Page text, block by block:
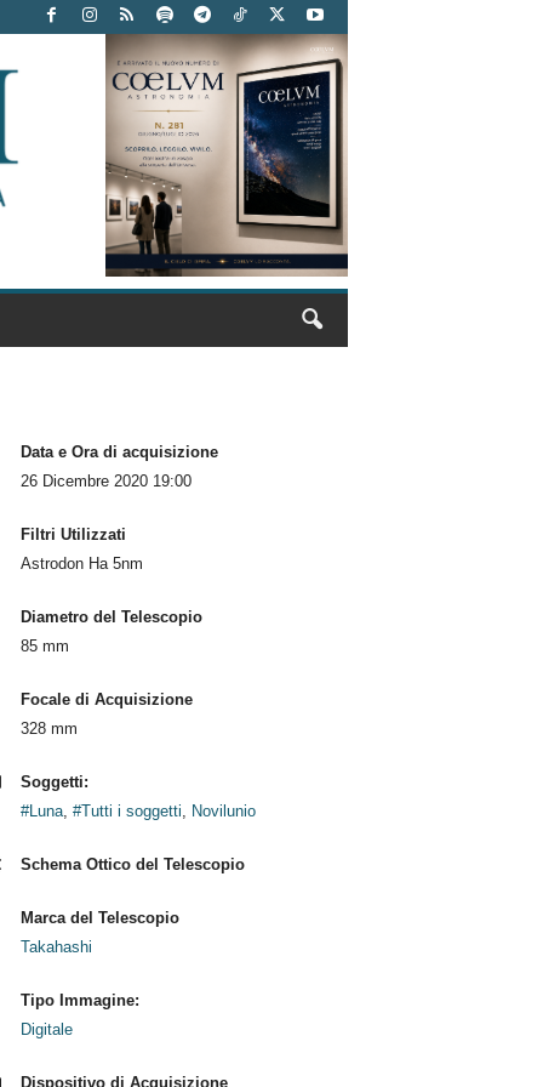
Data e Ora di acquisizione
26 Dicembre 2020 19:00
Filtri Utilizzati
Astrodon Ha 5nm
Diametro del Telescopio
85 mm
Focale di Acquisizione
328 mm
Soggetti:
#Luna, #Tutti i soggetti, Novilunio
Schema Ottico del Telescopio
Marca del Telescopio
Takahashi
Tipo Immagine:
Digitale
Dispositivo di Acquisizione